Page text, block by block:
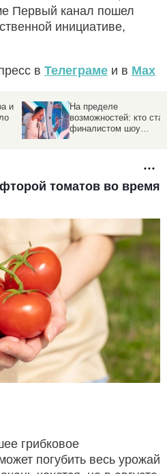
Первый канал пошел
инициативе,
в Телеграме и в Max
кто стал
шоу
люди 8"
томатов во время
грибковое
погубить весь урожай